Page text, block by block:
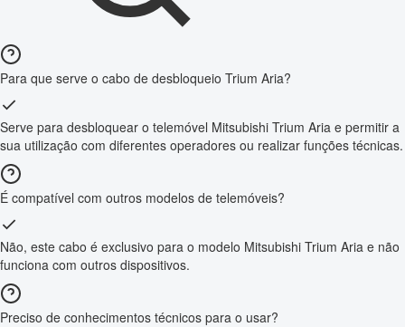
Para que serve o cabo de desbloqueio Trium Aria?
Serve para desbloquear o telemóvel Mitsubishi Trium Aria e permitir a
sua utilização com diferentes operadores ou realizar funções técnicas.
É compatível com outros modelos de telemóveis?
Não, este cabo é exclusivo para o modelo Mitsubishi Trium Aria e não
funciona com outros dispositivos.
Preciso de conhecimentos técnicos para o usar?